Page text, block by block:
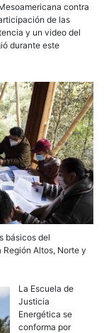
contra
de las
y un video del
durante este
básicos del
Altos, Norte y
La Escuela de
Justicia
Energética se
conforma por